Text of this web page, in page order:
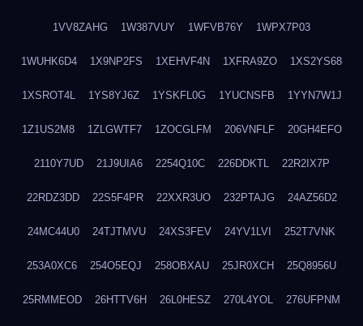
1VV8ZAHG 1W387VUY 1WFVB76Y 1WPX7P03
1WUHK6D4 1X9NP2FS 1XEHVF4N 1XFRA9ZO 1XS2YS68
1XSROT4L 1YS8YJ6Z 1YSKFL0G 1YUCNSFB 1YYN7W1J
1Z1US2M8 1ZLGWTF7 1ZOCGLFM 206VNFLF 20GH4EFO
2110Y7UD 21J9UIA6 2254Q10C 226DDKTL 22R2IX7P
22RDZ3DD 22S5F4PR 22XXR3UO 232PTAJG 24AZ56D2
24MC44U0 24TJTMVU 24XS3FEV 24YV1LVI 252T7VNK
253A0XC6 254O5EQJ 258OBXAU 25JR0XCH 25Q8956U
25RMMEOD 26HTTV6H 26L0HESZ 270L4YOL 276UFPNM